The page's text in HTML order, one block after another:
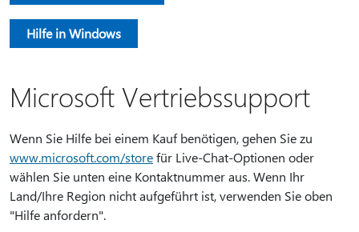
Hilfe in Windows
Microsoft Vertriebssupport
Wenn Sie Hilfe bei einem Kauf benötigen, gehen Sie zu
www.microsoft.com/storefür Live-Chat-Optionen oder
wählen Sie unten eine Kontaktnummer aus. Wenn Ihr
Land/Ihre Region nicht aufgeführt ist, verwenden Sie oben
"Hilfe anfordern".